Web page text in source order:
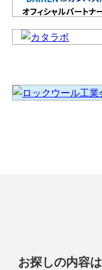
お探しの内容